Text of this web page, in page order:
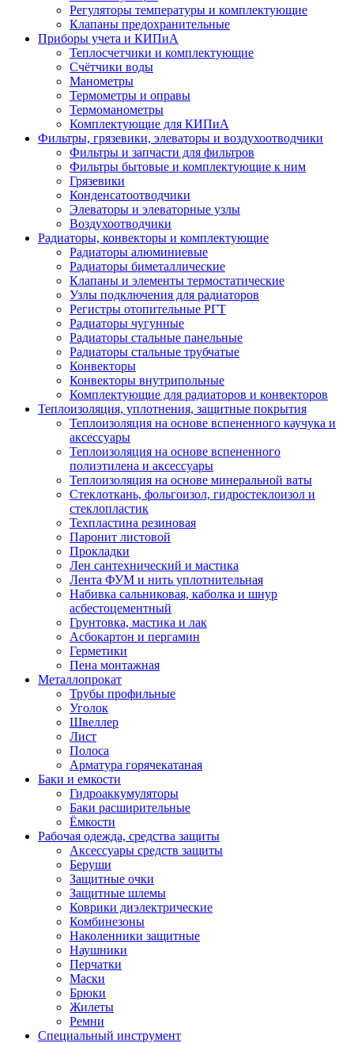
Регуляторы температуры и комплектующие
Клапаны предохранительные
Приборы учета и КИПиА
Теплосчетчики и комплектующие
Счётчики воды
Манометры
Термометры и оправы
Термоманометры
Комплектующие для КИПиА
Фильтры, грязевики, элеваторы и воздухоотводчики
Фильтры и запчасти для фильтров
Фильтры бытовые и комплектующие к ним
Грязевики
Конденсатоотводчики
Элеваторы и элеваторные узлы
Воздухоотводчики
Радиаторы, конвекторы и комплектующие
Радиаторы алюминиевые
Радиаторы биметаллические
Клапаны и элементы термостатические
Узлы подключения для радиаторов
Регистры отопительные РГТ
Радиаторы чугунные
Радиаторы стальные панельные
Радиаторы стальные трубчатые
Конвекторы
Конвекторы внутрипольные
Комплектующие для радиаторов и конвекторов
Теплоизоляция, уплотнения, защитные покрытия
Теплоизоляция на основе вспененного каучука и
аксессуары
Теплоизоляция на основе вспененного
полиэтилена и аксессуары
Теплоизоляция на основе минеральной ваты
Стеклоткань, фольгоизол, гидростеклоизол и
стеклопластик
Техпластина резиновая
Паронит листовой
Прокладки
Лен сантехнический и мастика
Лента ФУМ и нить уплотнительная
Набивка сальниковая, каболка и шнур
асбестоцементный
Грунтовка, мастика и лак
Асбокартон и пергамин
Герметики
Пена монтажная
Металлопрокат
Трубы профильные
Уголок
Швеллер
Лист
Полоса
Арматура горячекатаная
Баки и емкости
Гидроаккумуляторы
Баки расширительные
Ёмкости
Рабочая одежда, средства защиты
Аксессуары средств защиты
Беруши
Защитные очки
Защитные шлемы
Коврики диэлектрические
Комбинезоны
Наколенники защитные
Наушники
Перчатки
Маски
Брюки
Жилеты
Ремни
Специальный инструмент